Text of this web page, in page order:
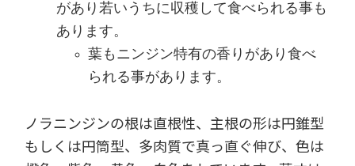
があり若いうちに収穫して食べられる事も
あります。
葉もニンジン特有の香りがあり食べ
られる事があります。
ノラニンジンの根は直根性、主根の形は円錐型
もしくは円筒型、多肉質で真っ直ぐ伸び、色は